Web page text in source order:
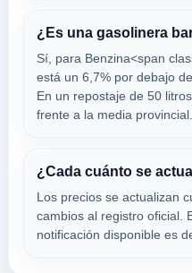
89123
q8
REGGIO DI CALABRIA,
89123
¿Es una gasolinera
Sí, para Benzina<span
está un 6,7% por debajo
En un repostaje de 50
frente a la media provincial.
¿Cada cuánto se
Los precios se actualizan
cambios al registro oficial.
notificación disponible es